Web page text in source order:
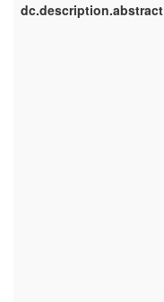
dc.description.abstract